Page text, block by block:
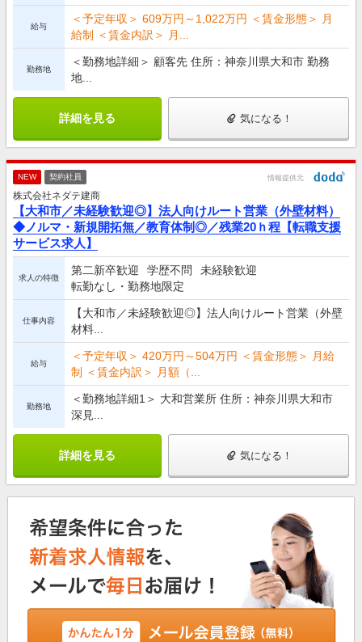
給与
＜予定年収＞ 609万円～1,022万円 ＜賃金形態＞ 月
給制 ＜賃金内訳＞ 月...
勤務地
＜勤務地詳細＞ 顧客先 住所：神奈川県大和市 勤務
地...
詳細を見る 気になる！
NEW 契約社員 情報提供元
株式会社ネダテ建商
【大和市／未経験歓迎◎】法人向けルート営業（外壁材料）
◆ノルマ・新規開拓無／教育体制◎／残業20ｈ程【転職支援
サービス求人】
求人の特徴
第二新卒歓迎 学歴不問
未経験歓迎
転勤なし・勤務地限定
仕事内容
【大和市／未経験歓迎◎】法人向けルート営業（外壁
材料...
給与
＜予定年収＞ 420万円～504万円 ＜賃金形態＞ 月給
制 ＜賃金内訳＞ 月額（...
勤務地
＜勤務地詳細1＞ 大和営業所 住所：神奈川県大和市
深見...
詳細を見る 気になる！